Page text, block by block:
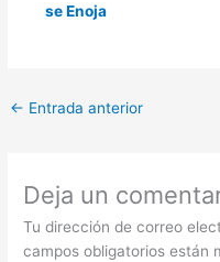
se Enoja
← Entrada anterior
Deja un
Tu dirección de correo
campos obligatorios están